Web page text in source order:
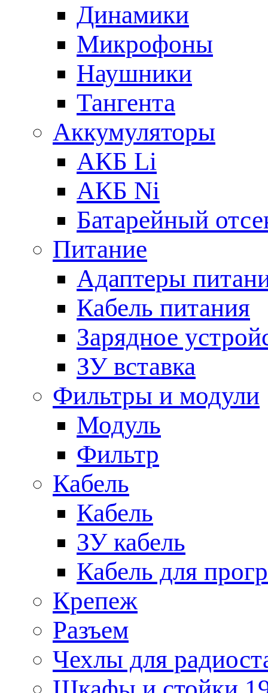
Динамики
Микрофоны
Наушники
Тангента
Аккумуляторы
АКБ Li
АКБ Ni
Батарейный
Питание
Адаптеры
Кабель питания
Зарядное
ЗУ вставка
Фильтры и модули
Модуль
Фильтр
Кабель
Кабель
ЗУ кабель
Кабель для
Крепеж
Разъем
Чехлы для